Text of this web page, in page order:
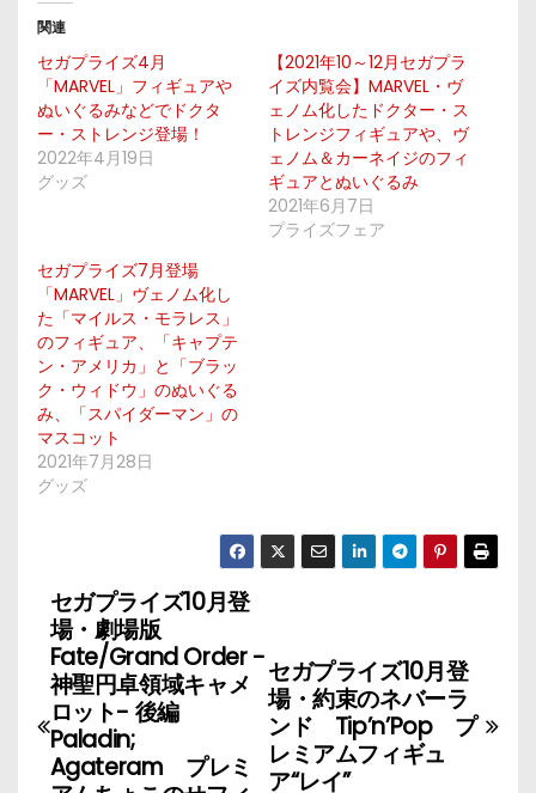
関連
セガプライズ4月
「MARVEL」フィギュアや
ぬいぐるみなどでドクタ
ー・ストレンジ登場！
2022年4月19日
グッズ
【2021年10～12月セガプラ
イズ内覧会】MARVEL・ヴ
ェノム化したドクター・ス
トレンジフィギュアや、ヴ
ェノム＆カーネイジのフィ
ギュアとぬいぐるみ
2021年6月7日
プライズフェア
セガプライズ7月登場
「MARVEL」ヴェノム化し
た「マイルス・モラレス」
のフィギュア、「キャプテ
ン・アメリカ」と「ブラッ
ク・ウィドウ」のぬいぐる
み、「スパイダーマン」の
マスコット
2021年7月28日
グッズ
投
稿
ナ
ビ
セガプライズ10月登
場・約束のネバーラ
ンド Tip’n’Pop プ
レミアムフィギュ
ア“レイ”
セガプライズ10月登
場・劇場版
Fate/Grand Order -
神聖円卓領域キャメ
ロット- 後編
Paladin;
Agateram プレミ